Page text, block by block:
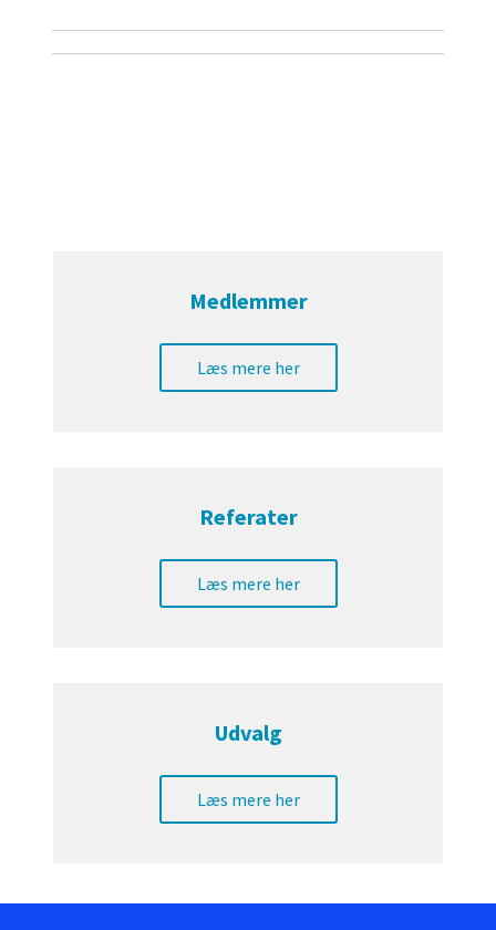
Medlemmer
Læs mere her
Referater
Læs mere her
Udvalg
Læs mere her